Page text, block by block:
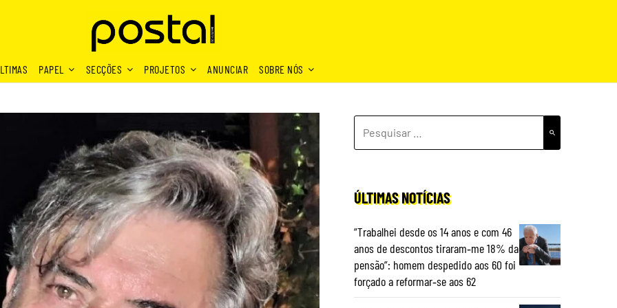
PAPEL SECÇÕES PROJETOS ANUNCIAR SOBRE NÓS
POR:
ÚLTIMAS NOTÍCIAS
“Trabalhei desde os 14 anos e com 46
anos de descontos tiraram‑me 18% da
pensão”: homem despedido aos 60 foi
forçado a reformar‑se aos 62